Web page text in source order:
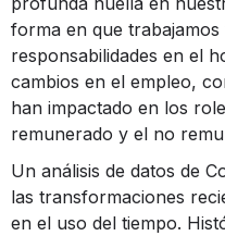
forma en que trabajamos
responsabilidades en el
cambios en el empleo,
han impactado en los
remunerado y el no
Un análisis de datos de
las transformaciones
en el uso del tiempo.